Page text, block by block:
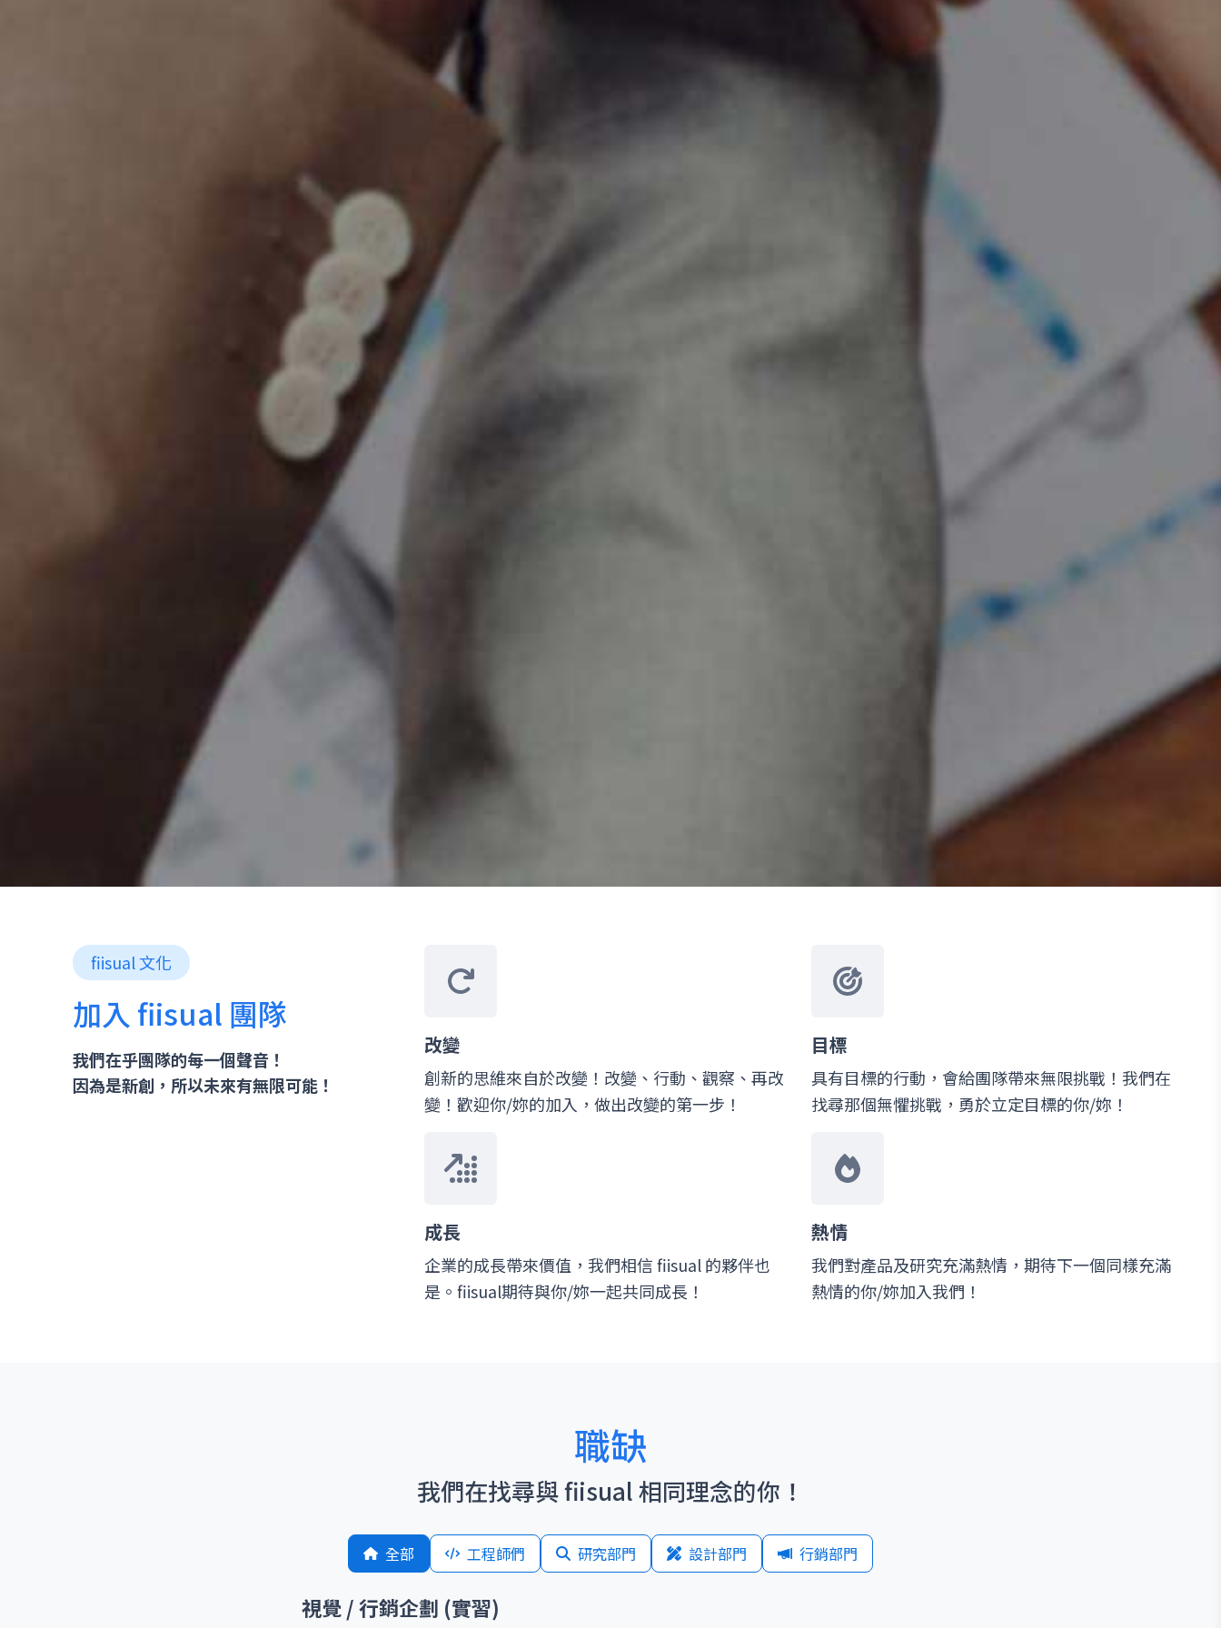
fiisual 文化
加入 fiisual 團隊
我們在乎團隊的每一個聲音！
因為是新創，所以未來有無限可能！
改變
創新的思維來自於改變！改變、行動、觀察、再改
變！歡迎你/妳的加入，做出改變的第一步！
目標
具有目標的行動，會給團隊帶來無限挑戰！我們在
找尋那個無懼挑戰，勇於立定目標的你/妳！
成長
企業的成長帶來價值，我們相信 fiisual 的夥伴也
是。fiisual期待與你/妳一起共同成長！
熱情
我們對產品及研究充滿熱情，期待下一個同樣充滿
熱情的你/妳加入我們！
職缺
我們在找尋與 fiisual 相同理念的你！
全部 工程師們 研究部門 設計部門 行銷部門
視覺 / 行銷企劃 (實習)